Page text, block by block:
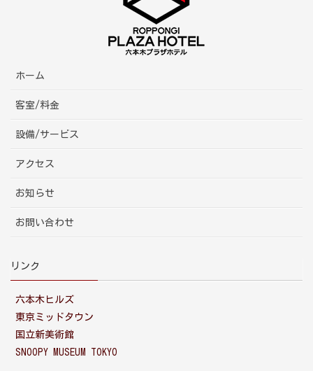
ホーム
客室/料金
設備/サービス
アクセス
お知らせ
お問い合わせ
リンク
六本木ヒルズ
東京ミッドタウン
国立新美術館
SNOOPY MUSEUM TOKYO